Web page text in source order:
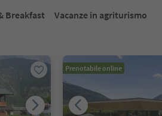
Breakfast
Vacanze in agriturismo
Prenotabile online